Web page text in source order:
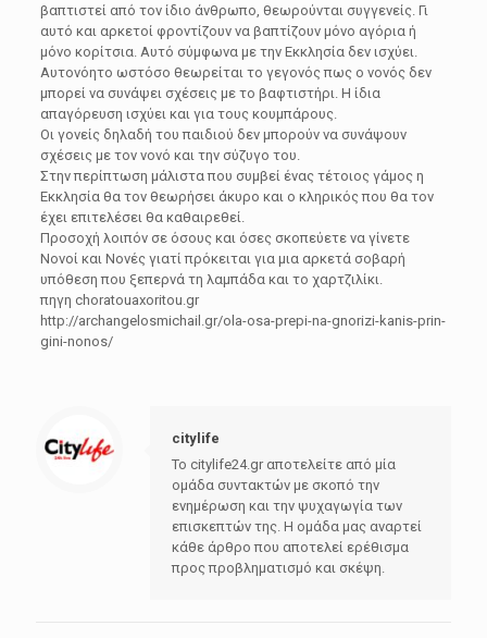
βαπτιστεί από τον ίδιο άνθρωπο, θεωρούνται συγγενείς. Γι
αυτό και αρκετοί φροντίζουν να βαπτίζουν μόνο αγόρια ή
μόνο κορίτσια. Αυτό σύμφωνα με την Εκκλησία δεν ισχύει.
Αυτονόητο ωστόσο θεωρείται το γεγονός πως ο νονός δεν
μπορεί να συνάψει σχέσεις με το βαφτιστήρι. Η ίδια
απαγόρευση ισχύει και για τους κουμπάρους.
Οι γονείς δηλαδή του παιδιού δεν μπορούν να συνάψουν
σχέσεις με τον νονό και την σύζυγο του.
Στην περίπτωση μάλιστα που συμβεί ένας τέτοιος γάμος η
Εκκλησία θα τον θεωρήσει άκυρο και ο κληρικός που θα τον
έχει επιτελέσει θα καθαιρεθεί.
Προσοχή λοιπόν σε όσους και όσες σκοπεύετε να γίνετε
Νονοί και Νονές γιατί πρόκειται για μια αρκετά σοβαρή
υπόθεση που ξεπερνά τη λαμπάδα και το χαρτζιλίκι.
πηγη choratouaxoritou.gr
http://archangelosmichail.gr/ola-osa-prepi-na-gnorizi-kanis-prin-
gini-nonos/
citylife
Το citylife24.gr αποτελείτε από μία
ομάδα συντακτών με σκοπό την
ενημέρωση και την ψυχαγωγία των
επισκεπτών της. Η ομάδα μας αναρτεί
κάθε άρθρο που αποτελεί ερέθισμα
προς προβληματισμό και σκέψη.